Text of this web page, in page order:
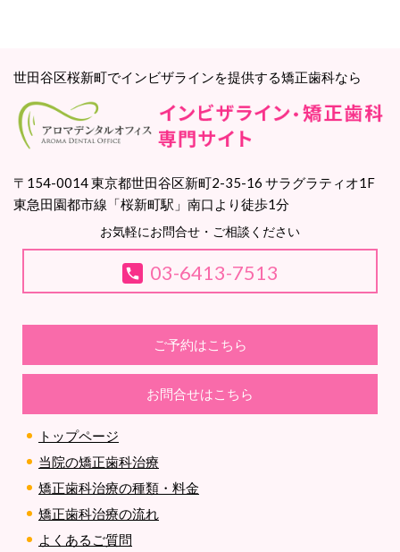
世田谷区桜新町でインビザラインを提供する矯正歯科なら
〒154-0014 東京都世田谷区新町2-35-16 サラグラティオ1F
東急田園都市線「桜新町駅」南口より徒歩1分
お気軽にお問合せ・ご相談ください
03-6413-7513
ご予約はこちら
お問合せはこちら
トップページ
当院の矯正歯科治療
矯正歯科治療の種類・料金
矯正歯科治療の流れ
よくあるご質問